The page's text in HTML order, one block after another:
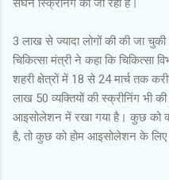
3 लाख से ज्यादा लोगों की की जा चुकी
चिकित्सा मंत्री ने कहा कि चिकित्सा
शहरी क्षेत्रों में 18 से 24 मार्च तक
लाख 50 व्यक्तियों की स्क्रीनिंग भी
आइसोलेशन में रखा गया है। कुछ को
है, तो कुछ को होम आइसोलेशन के लिए